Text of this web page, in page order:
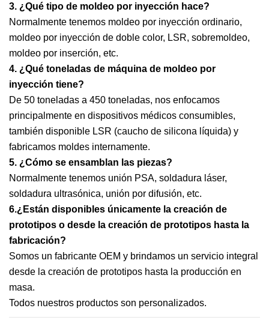
3. ¿Qué tipo de moldeo por inyección hace?
Normalmente tenemos moldeo por inyección ordinario,
moldeo por inyección de doble color, LSR, sobremoldeo,
moldeo por inserción, etc.
4. ¿Qué toneladas de máquina de moldeo por
inyección tiene?
De 50 toneladas a 450 toneladas, nos enfocamos
principalmente en dispositivos médicos consumibles,
también disponible LSR (caucho de silicona líquida) y
fabricamos moldes internamente.
5. ¿Cómo se ensamblan las piezas?
Normalmente tenemos unión PSA, soldadura láser,
soldadura ultrasónica, unión por difusión, etc.
6.¿Están disponibles únicamente la creación de
prototipos o desde la creación de prototipos hasta la
fabricación?
Somos un fabricante OEM y brindamos un servicio integral
desde la creación de prototipos hasta la producción en
masa.
Todos nuestros productos son personalizados.